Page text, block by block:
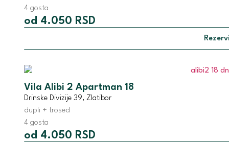
4 gosta
od 4.050 RSD
Vila Alibi 2 Apartman 18
Drinske Divizije 39, Zlatibor
dupli + trosed
4 gosta
od 4.050 RSD